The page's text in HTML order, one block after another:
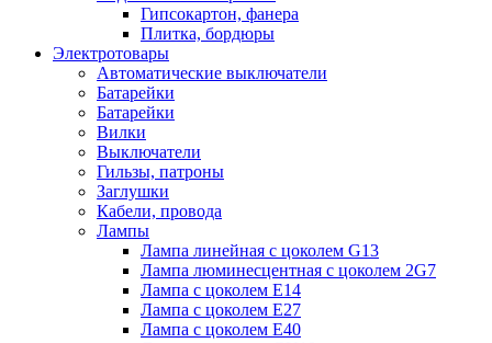
Гипсокартон, фанера
Плитка, бордюры
Электротовары
Автоматические выключатели
Батарейки
Батарейки
Вилки
Выключатели
Гильзы, патроны
Заглушки
Кабели, провода
Лампы
Лампа линейная с цоколем G13
Лампа люминесцентная с цоколем 2G7
Лампа с цоколем E14
Лампа с цоколем E27
Лампа с цоколем E40